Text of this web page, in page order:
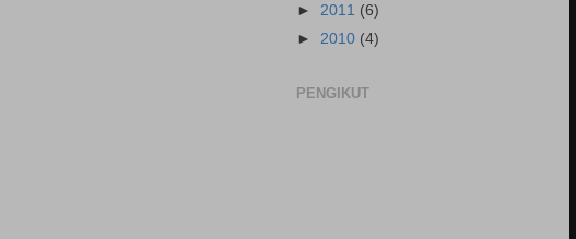
► 2011 (6)
► 2010 (4)
PENGIKUT